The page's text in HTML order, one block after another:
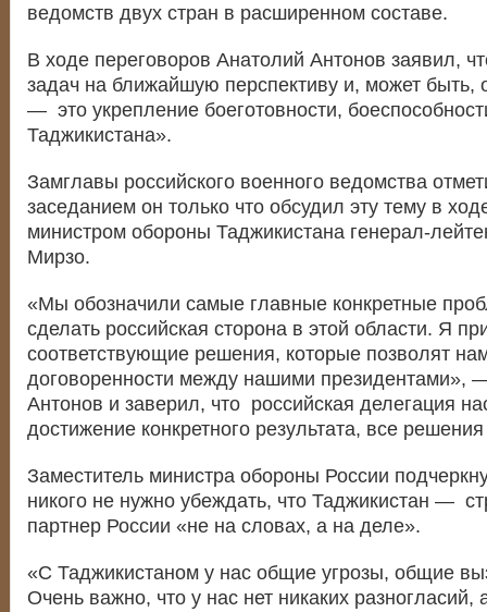
ведомств двух стран в расширенном составе.
В ходе переговоров Анатолий Антонов заявил,
задач на ближайшую перспективу и, может быть,
— это укрепление боеготовности,
Таджикистана».
Замглавы российского военного ведомства
заседанием он только что обсудил эту тему в
министром обороны Таджикистана генерал-
Мирзо.
«Мы обозначили самые главные конкретные
сделать российская сторона в этой области. Я
соответствующие решения, которые позволят
договоренности между нашими президентами»,
Антонов и заверил, что российская делегация
достижение конкретного результата, все
Заместитель министра обороны России
никого не нужно убеждать, что Таджикистан —
партнер России «не на словах, а на деле».
«С Таджикистаном у нас общие угрозы, общие
Очень важно, что у нас нет никаких разногласий,